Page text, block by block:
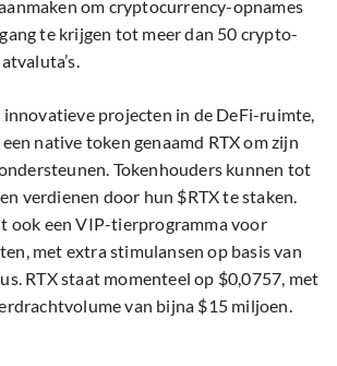
om cryptocurrency-opnames
te krijgen tot meer dan 50 crypto-
innovatieve projecten in de DeFi-ruimte,
native token genaamd RTX om zijn
Tokenhouders kunnen tot
verdienen door hun $RTX te staken.
ook een VIP-tierprogramma voor
met extra stimulansen op basis van
RTX staat momenteel op $0,0757, met
van bijna $15 miljoen.